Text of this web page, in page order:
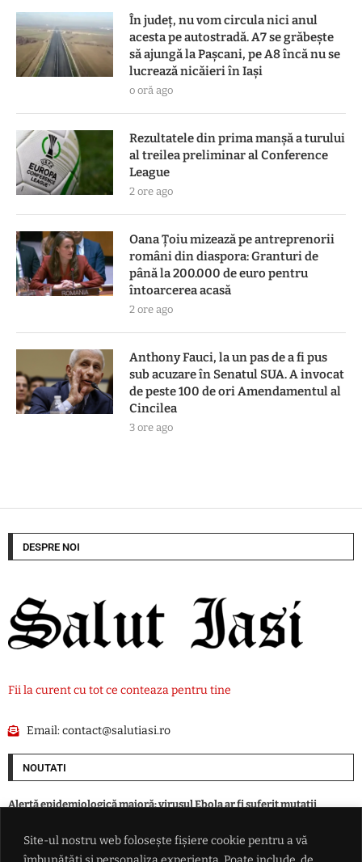
Site-ul nostru web folosește fișiere cookie pentru a vă
În județ, nu vom circula nici anul
acesta pe autostradă. A7 se grăbește
să ajungă la Pașcani, pe A8 încă nu se
lucrează nicăieri în Iași
o oră ago
Rezultatele din prima manşă a turului
al treilea preliminar al Conference
League
2 ore ago
Oana Țoiu mizează pe antreprenorii
români din diaspora: Granturi de
până la 200.000 de euro pentru
întoarcerea acasă
2 ore ago
Anthony Fauci, la un pas de a fi pus
sub acuzare în Senatul SUA. A invocat
de peste 100 de ori Amendamentul al
Cincilea
3 ore ago
DESPRE NOI
Fii la curent cu tot ce conteaza pentru tine
Email:contact@salutiasi.ro
NOUTATI
Alertă epidemiologică majoră: virusul Ebola ar fi suferit mutații